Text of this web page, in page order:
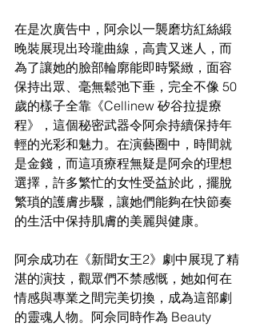
在是次廣告中，阿佘以一襲磨坊紅絲緞
晚裝展現出玲瓏曲線，高貴又迷人，而
為了讓她的臉部輪廓能即時緊緻，面容
保持出眾、毫無鬆弛下垂，完全不像 50
歲的樣子全靠《Cellinew 矽谷拉提療
程》，這個秘密武器令阿佘持續保持年
輕的光彩和魅力。在演藝圈中，時間就
是金錢，而這項療程無疑是阿佘的理想
選擇，許多繁忙的女性受益於此，擺脫
繁瑣的護膚步驟，讓她們能夠在快節奏
的生活中保持肌膚的美麗與健康。
阿佘成功在《新聞女王2》劇中展現了精
湛的演技，觀眾們不禁感慨，她如何在
情感與專業之間完美切換，成為這部劇
的靈魂人物。阿佘同時作為 Beauty